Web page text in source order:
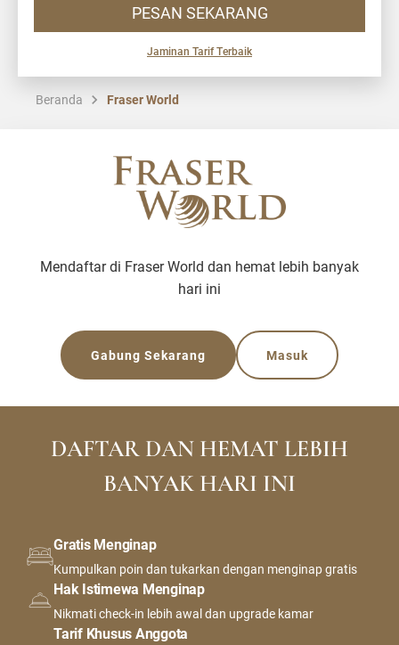
PESAN SEKARANG
Jaminan Tarif Terbaik
Beranda Fraser World
Mendaftar di Fraser World dan hemat lebih banyak
hari ini
Gabung Sekarang Masuk
DAFTAR DAN HEMAT LEBIH
BANYAK HARI INI
Gratis Menginap
Kumpulkan poin dan tukarkan dengan menginap gratis
Hak Istimewa Menginap
Nikmati check-in lebih awal dan upgrade kamar
Tarif Khusus Anggota